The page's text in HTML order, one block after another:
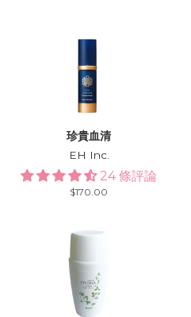
珍貴血清
EH Inc.
24 條評論
Regular
$170.00